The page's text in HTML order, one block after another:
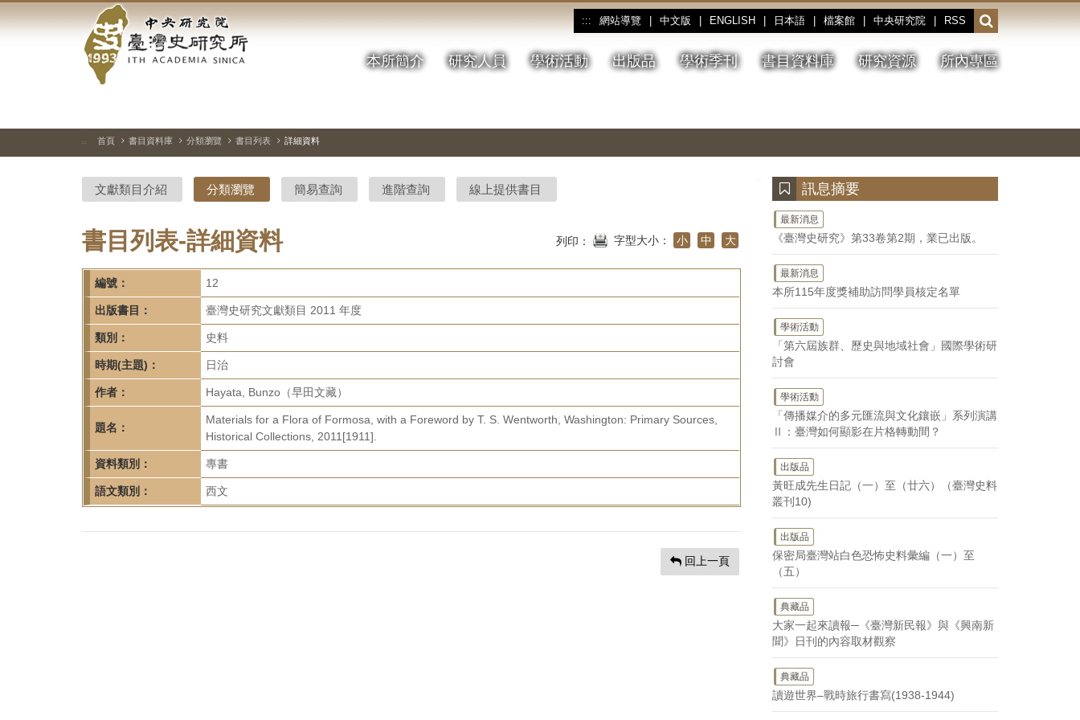
到
中
央
研
院-
臺
灣
史
研
究
所-
首
頁
::: 網站導覽 中文版 ENGLISH 日本語 檔案館 中央研究院 RSS
開
啟
或
收
本所簡介 研究人員 學術活動 出版品 學術季刊 書目資料庫 研究資源 所內專區
停、
圖
圖
結
::: 首頁 書目資料庫 分類瀏覽 書目列表 詳細資料
文獻類目介紹 分類瀏覽 簡易查詢 進階查詢 線上提供書目
書目列表-詳細資料 列印： 字型大小： 小 中 大
編號： 12
出版書目： 臺灣史研究文獻類目 2011 年度
類別： 史料
時期(主題)： 日治
作者： Hayata, Bunzo（早田文藏）
題名：
Materials for a Flora of Formosa, with a Foreword by T. S. Wentworth, Washington: Primary Sources,
Historical Collections, 2011[1911].
資料類別： 專書
語文類別： 西文
回上一頁
訊息摘要
最新消息
《臺灣史研究》第33卷第2期，業已出版。
最新消息
本所115年度獎補助訪問學員核定名單
學術活動
「第六屆族群、歷史與地域社會」國際學術研
討會
學術活動
「傳播媒介的多元匯流與文化鑲嵌」系列演講
Ⅱ：臺灣如何顯影在片格轉動間？
出版品
黃旺成先生日記（一）至（廿六）（臺灣史料
叢刊10)
出版品
保密局臺灣站白色恐怖史料彙編（一）至
（五）
典藏品
大家一起來讀報─《臺灣新民報》與《興南新
聞》日刊的內容取材觀察
典藏品
讀遊世界–戰時旅行書寫(1938-1944)